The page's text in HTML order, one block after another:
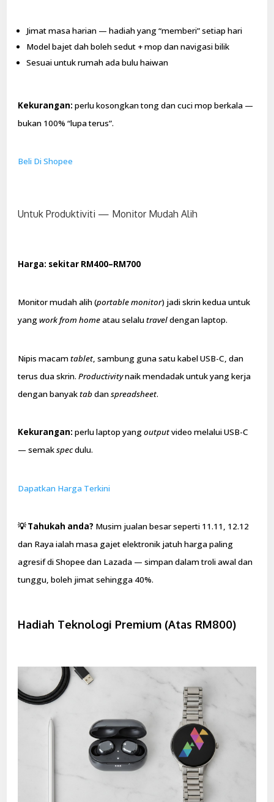
Jimat masa harian — hadiah yang “memberi” setiap hari
Model bajet dah boleh sedut + mop dan navigasi bilik
Sesuai untuk rumah ada bulu haiwan
Kekurangan: perlu kosongkan tong dan cuci mop berkala —
bukan 100% “lupa terus”.
Beli Di Shopee
Untuk Produktiviti — Monitor Mudah Alih
Harga: sekitar RM400–RM700
Monitor mudah alih (portable monitor) jadi skrin kedua untuk
yangwork from homeatau selalutraveldengan laptop.
Nipis macamtablet, sambung guna satu kabel USB-C, dan
terus dua skrin.Productivitynaik mendadak untuk yang kerja
dengan banyaktabdanspreadsheet.
Kekurangan: perlu laptop yangoutputvideo melalui USB-C
— semakspecdulu.
Dapatkan Harga Terkini
💡 Tahukah anda? Musim jualan besar seperti 11.11, 12.12
dan Raya ialah masa gajet elektronik jatuh harga paling
agresif di Shopee dan Lazada — simpan dalam troli awal dan
tunggu, boleh jimat sehingga 40%.
Hadiah Teknologi Premium (Atas RM800)